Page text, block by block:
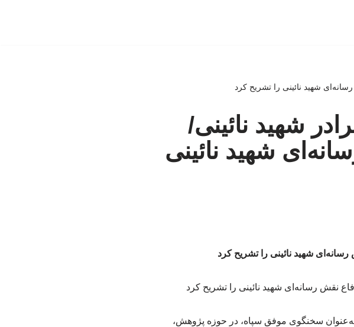
شهید نائینی را تشریح کرد
شهید نائینی/
شهید نائینی
شهید نائینی را تشریح کرد
سخنگوی موفق سپاه، در حوزه پژوهش،